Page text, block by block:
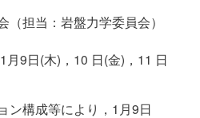
担当：岩盤力学委員会）
9日(木)，10 日(金)，11 日
等により，1月9日